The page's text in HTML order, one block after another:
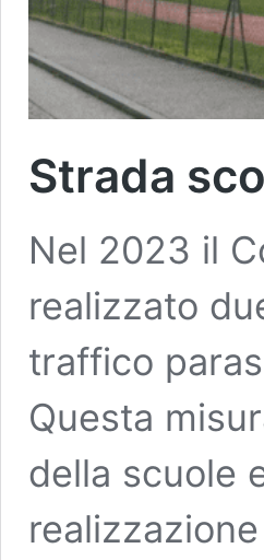
Strada
Nel 2023 il
realizzato
traffico
Questa
della scuole